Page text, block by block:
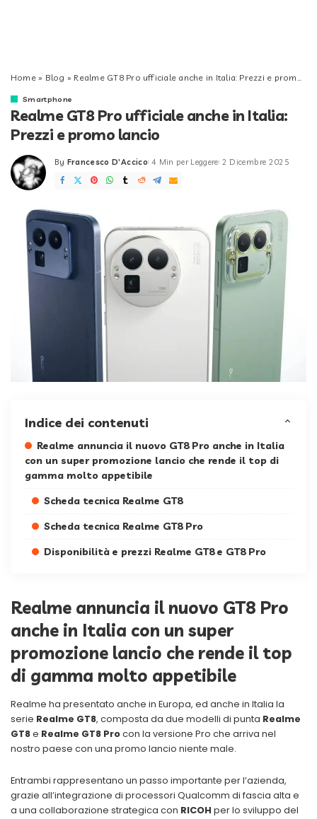
Home» Blog » Realme GT8 Pro ufficiale anche in Italia: Prezzi e promo lancio
Smartphone
Realme GT8 Pro ufficiale anche in Italia:
Prezzi e promo lancio
Posted
by
By Francesco D'Accico 4 Min per Leggere 2 Dicembre 2025
Indice dei contenuti
Realme annuncia il nuovo GT8 Pro anche in Italia
con un super promozione lancio che rende il top di
gamma molto appetibile
Scheda tecnica Realme GT8
Scheda tecnica Realme GT8 Pro
Disponibilità e prezzi Realme GT8 e GT8 Pro
Realme annuncia il nuovo GT8 Pro
anche in Italia con un super
promozione lancio che rende il top
di gamma molto appetibile
Realme ha presentato anche in Europa, ed anche in Italia la
serie Realme GT8, composta da due modelli di punta Realme
GT8e Realme GT8 Procon la versione Pro che arriva nel
nostro paese con una promo lancio niente male.
Entrambi rappresentano un passo importante per l’azienda,
grazie all’integrazione di processori Qualcomm di fascia alta e
a una collaborazione strategica con RICOH per lo sviluppo del